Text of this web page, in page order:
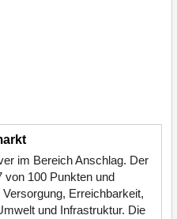
im Bereich Anschlag. Der
von 100 Punkten und
Erreichbarkeit,
und Infrastruktur. Die